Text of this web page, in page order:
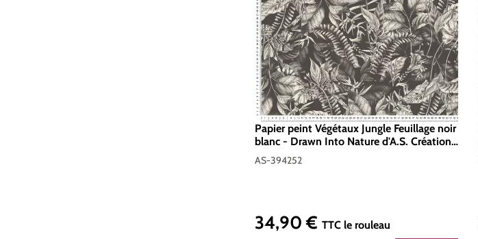
Papier peint Végétaux Jungle Feuillage noir
blanc - Drawn Into Nature d'A.S. Création |
Réf. AS-394252
AS-394252
Prix régulier :
34,90 € TTC le rouleau